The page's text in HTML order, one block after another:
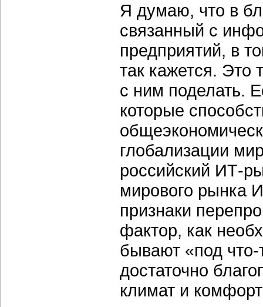
Я думаю, что в
связанный с
предприятий, в
так кажется. Это
с ним поделать.
которые
глобализации
российский ИТ-
мирового рынка
признаки
фактор, как
бывают «под что-
достаточно
климат и